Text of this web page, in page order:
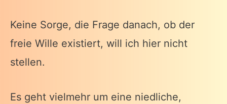
Keine Sorge, die Frage danach, ob der
freie Wille existiert, will ich hier nicht
stellen.
Es geht vielmehr um eine niedliche,